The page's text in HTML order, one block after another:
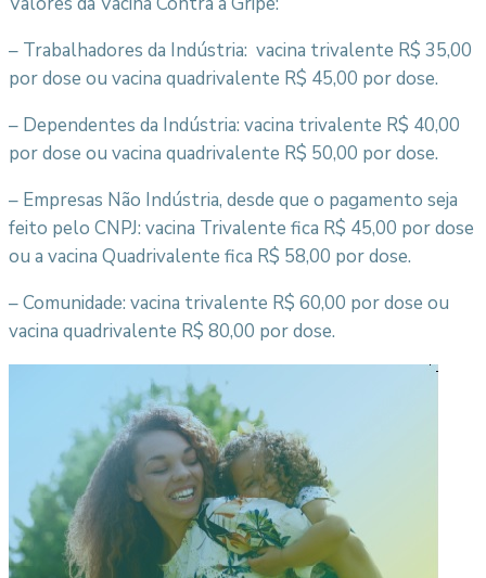
– Trabalhadores da Indústria: vacina trivalente R$ 35,00
por dose ou vacina quadrivalente R$ 45,00 por dose.
– Dependentes da Indústria: vacina trivalente R$ 40,00
por dose ou vacina quadrivalente R$ 50,00 por dose.
– Empresas Não Indústria, desde que o pagamento seja
feito pelo CNPJ: vacina Trivalente fica R$ 45,00 por dose
ou a vacina Quadrivalente fica R$ 58,00 por dose.
– Comunidade: vacina trivalente R$ 60,00 por dose ou
vacina quadrivalente R$ 80,00 por dose.